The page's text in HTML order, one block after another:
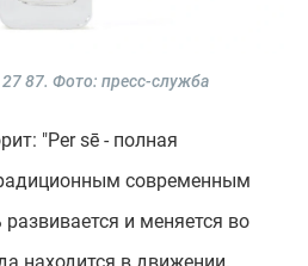
87. Фото: пресс-служба
"Per sē - полная
современным
и меняется во